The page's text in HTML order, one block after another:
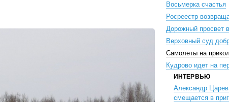
Восьмерка счастья
Росреестр
Дорожный просвет
Верховный суд
Самолеты на
Кудрово идет на
ИНТЕРВЬЮ
Александр
смещается в